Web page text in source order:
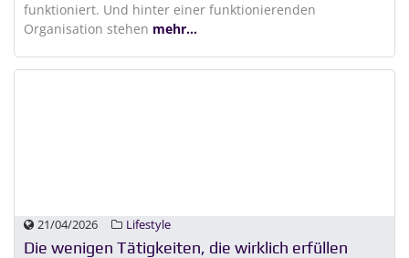
funktioniert. Und hinter einer funktionierenden
Organisation stehen mehr...
21/04/2026 Lifestyle
Die wenigen Tätigkeiten, die wirklich erfüllen